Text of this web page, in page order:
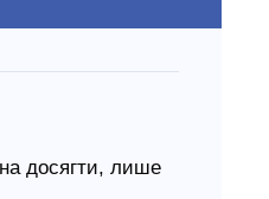
досягти, лише